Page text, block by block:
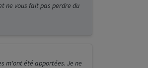
ne vous fait pas perdre du
m'ont été apportées. Je ne